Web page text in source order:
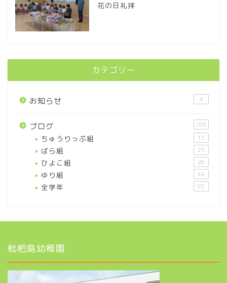
花の日礼拝
カテゴリー
お知らせ 4
ブログ 208
ちゅうりっぷ組 17
ばら組 25
ひよこ組 26
ゆり組 44
全学年 85
枇杷島幼稚園